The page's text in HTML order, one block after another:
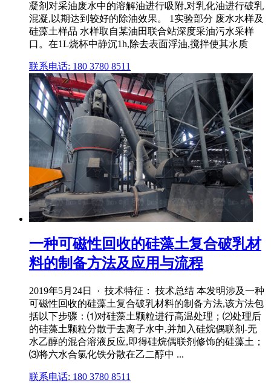
凝剂对采油废水中的溶解油进行吸附,对乳化油进行破乳
混凝,以期达到较好的除油效果。 1实验部分 废水水样及
硅藻土样品 水样取自某油田联合站深度采油污水采样
口。在1L烧杯中静沉1h,除去表面浮油,搅拌使其水质
联系电话: 180 3780 8511
一种可磁性回收的硅藻土复合破乳材
料的制备方法及应用与流程
2019年5月24日 · 技术特征： 技术总结 本发明涉及一种
可磁性回收的硅藻土复合破乳材料的制备方法,该方法包
括以下步骤：⑴对硅藻土颗粒进行高温处理；⑵处理后
的硅藻土颗粒分散于去离子水中,并加入硅烷偶联剂‑无
水乙醇的混合溶液反应,即得硅烷偶联剂修饰的硅藻土；
⑶将六水合氯化铁分散在乙二醇中 ...
联系电话: 180 3780 8511